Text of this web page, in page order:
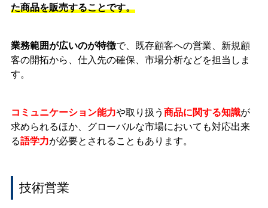
た商品を販売することです。
業務範囲が広いのが特徴で、既存顧客への営業、新規顧
客の開拓から、仕入先の確保、市場分析などを担当しま
す。
コミュニケーション能力や取り扱う 商品に関する知識が
求められるほか、グローバルな市場においても対応出来
る語学力が必要とされることもあります。
技術営業